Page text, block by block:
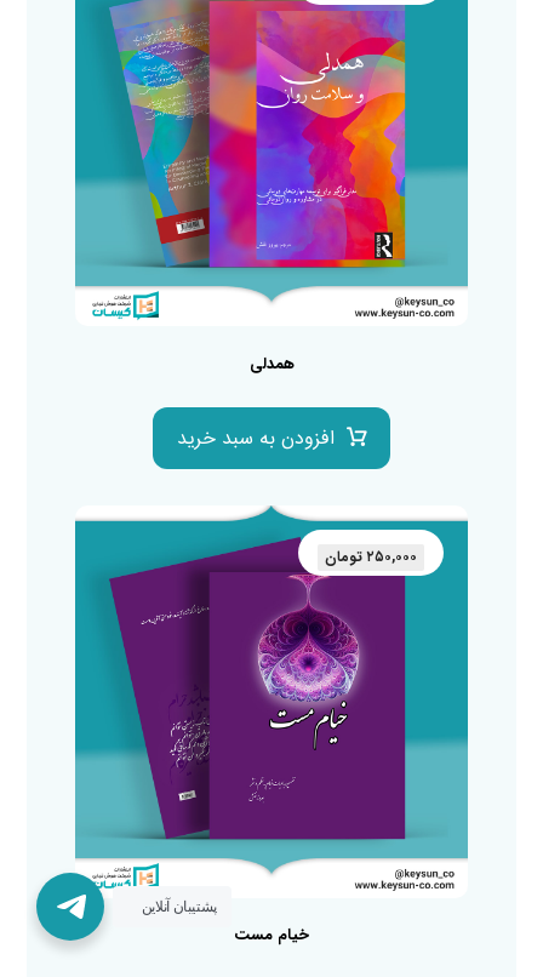
همدلی
افزودن به سبد خرید
خیام مست
۲۵۰,۰۰۰ تومان
پشتیبان آنلاین